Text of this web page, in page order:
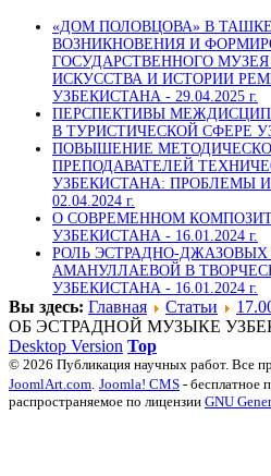
«ДОМ ПОЛОВЦОВА» В
ВОЗНИКНОВЕНИЯ И
ГОСУДАРСТВЕННОГО
ИСКУССТВА И ИСТОРИИ
УЗБЕКИСТАНА - 29.04.2025 г.
ПЕРСПЕКТИВЫ
В ТУРИСТИЧЕСКОЙ СФЕРЕ
ПОВЫШЕНИЕ
ПРЕПОДАВАТЕЛЕЙ
УЗБЕКИСТАНА: ПРОБЛЕМЫ
02.04.2024 г.
О СОВРЕМЕННОМ
УЗБЕКИСТАНА - 16.01.2024 г.
РОЛЬ ЭСТРАДНО-
АМАНУЛЛАЕВОЙ В
УЗБЕКИСТАНА - 16.01.2024 г.
Вы здесь: Главная Статьи
ОБ ЭСТРАДНОЙ МУЗЫКЕ
Desktop Version Top
© 2026 Публикация научных работ. Все
JoomlArt.com Joomla! CMS - бесплатное
распространяемое по лицензии GNU